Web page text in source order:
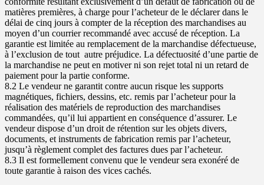
matières premières, à charge pour l’acheteur de le déclarer dans le
délai de cinq jours à compter de la réception des marchandises au
moyen d’un courrier recommandé avec accusé de réception. La
garantie est limitée au remplacement de la marchandise défectueuse,
à l’exclusion de tout autre préjudice. La défectuosité d’une partie de
la marchandise ne peut en motiver ni son rejet total ni un retard de
paiement pour la partie conforme.
8.2 Le vendeur ne garantit contre aucun risque les supports
magnétiques, fichiers, dessins, etc. remis par l’acheteur pour la
réalisation des matériels de reproduction des marchandises
commandées, qu’il lui appartient en conséquence d’assurer. Le
vendeur dispose d’un droit de rétention sur les objets divers,
documents, et instruments de fabrication remis par l’acheteur,
jusqu’à règlement complet des factures dues par l’acheteur.
8.3 Il est formellement convenu que le vendeur sera exonéré de
toute garantie à raison des vices cachés.